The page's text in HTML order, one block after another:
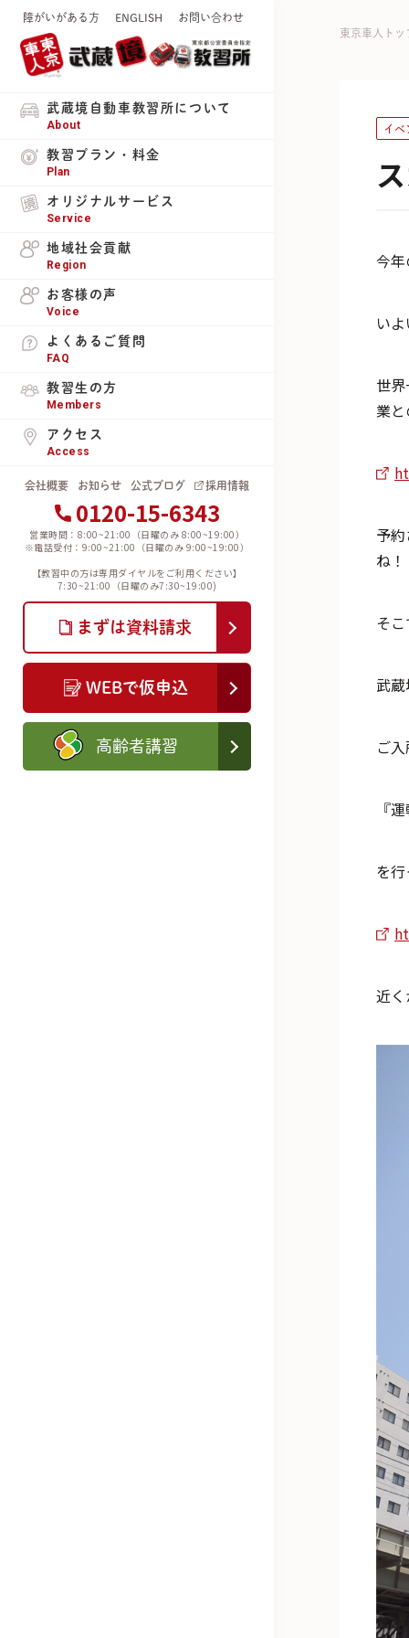
障がいがある方 ENGLISH お問い合わせ
武蔵境自動車教習所について
About
教習プラン・料金
Plan
オリジナルサービス
Service
地域社会貢献
Region
お客様の声
Voice
よくあるご質問
FAQ
教習生の方
Members
アクセス
Access
会社概要 お知らせ 公式ブログ 採用情報
0120-15-6343
営業時間：8:00~21:00（日曜のみ 8:00~19:00）
※電話受付：9:00~21:00（日曜のみ 9:00~19:00）
【教習中の方は専用ダイヤルをご利用ください】
7:30~21:00（日曜のみ7:30~19:00)
まずは資料請求
WEBで仮申込
高齢者講習
東京車人トッ
イベ
今
い
世
業
予
ね！
そ
武
ご
『
を
近